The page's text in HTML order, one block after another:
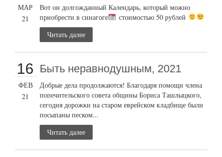
МАР
21
Вот он долгожданный Календарь, который можно
приобрести в синагоге
стоимостью 50 рублей
Читать далее
16
ФЕВ
21
Быть неравнодушным, 2021
Добрые дела продолжаются! Благодаря помощи члена
попечительского совета общины Бориса Ташлыцкого,
сегодня дорожки на старом еврейском кладбище были
посыпаны песком...
Читать далее